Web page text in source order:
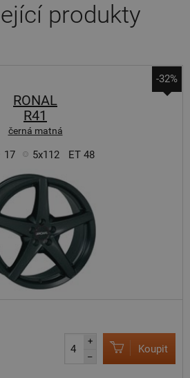
produkty
-32%
RONAL
R41
černá matná
17 5x112 ET 48
+
–
Koupit